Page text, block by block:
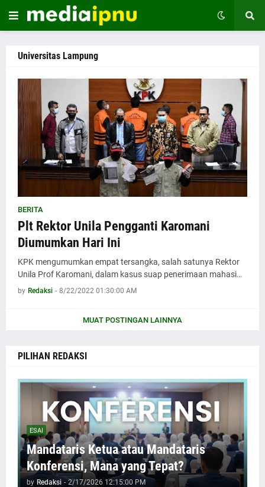
Universitas Lampung
BERITA
Plt Rektor Unila Pengganti Karomani
Diumumkan Hari Ini
KPK mengumumkan empat tersangka, salah satunya Rektor
Unila Prof Karomani, dalam kasus suap penerimaan mahasi…
by Redaksi - 8/22/2022 01:30:00 AM
MUAT POSTINGAN LAINNYA
PILIHAN REDAKSI
ESAI
Mandataris Ketua atau Mandataris
Konferensi, Mana yang Tepat?
by Redaksi - 2/17/2026 12:15:00 PM